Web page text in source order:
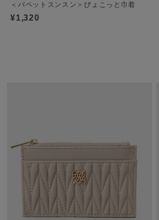
＜パペットスンスン＞ぴょこっと巾着
¥1,320